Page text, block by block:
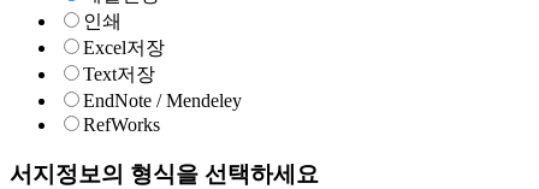
인쇄
Excel저장
Text저장
EndNote / Mendeley
RefWorks
서지정보의 형식을 선택하세요